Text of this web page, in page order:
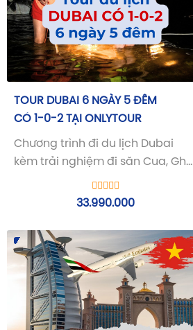
TOUR DUBAI 6 NGÀY 5 ĐÊM
CÓ 1-0-2 TẠI ONLYTOUR
Chương trình đi du lịch Dubai
kèm trải nghiệm đi săn Cua, Ghẹ
trên Biển. Và nướng Cua, Ghẹ... tại
33.990.000